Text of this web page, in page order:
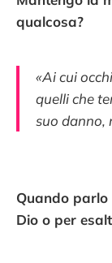
qualcosa?
«Ai cui
quelli che
suo danno,
Quando
Dio o per